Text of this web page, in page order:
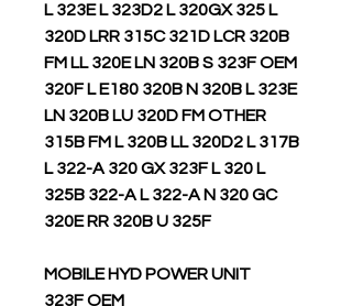
L 323E L 323D2 L 320GX 325 L
320D LRR 315C 321D LCR 320B
FM LL 320E LN 320B S 323F OEM
320F L E180 320B N 320B L 323E
LN 320B LU 320D FM OTHER
315B FM L 320B LL 320D2 L 317B
L 322-A 320 GX 323F L 320 L
325B 322-A L 322-A N 320 GC
320E RR 320B U 325F
MOBILE HYD POWER UNIT
323F OEM